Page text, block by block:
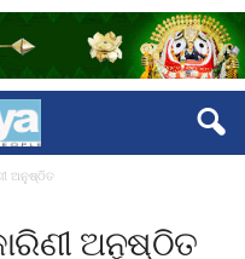
ଅନୁଷ୍ଠିତ
ଅନୁଷ୍ଠିତ